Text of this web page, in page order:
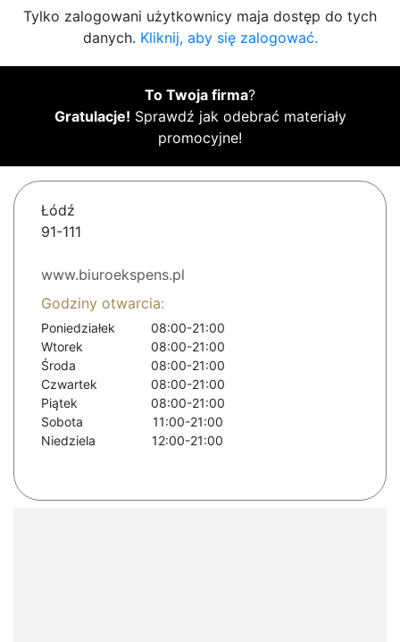
Tylko zalogowani użytkownicy maja dostęp do tych
danych. Kliknij, aby się zalogować.
To Twoja firma?
Gratulacje! Sprawdź jak odebrać materiały
promocyjne!
Łódź
91-111
www.biuroekspens.pl
Godziny otwarcia:
Poniedziałek
08:00-21:00
Wtorek
08:00-21:00
Środa
08:00-21:00
Czwartek
08:00-21:00
Piątek
08:00-21:00
Sobota
11:00-21:00
Niedziela
12:00-21:00